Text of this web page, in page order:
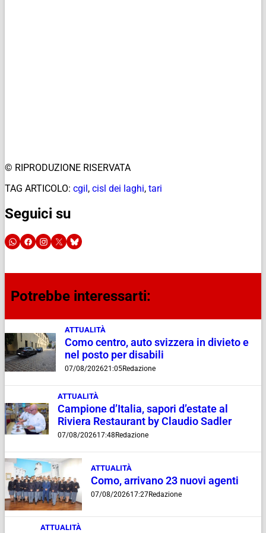
© RIPRODUZIONE RISERVATA
TAG ARTICOLO: cgil, cisl dei laghi, tari
Seguici su
Potrebbe interessarti:
ATTUALITÀ
Como centro, auto svizzera in divieto e
nel posto per disabili
07/08/202621:05Redazione
ATTUALITÀ
Campione d’Italia, sapori d’estate al
Riviera Restaurant by Claudio Sadler
07/08/202617:48 Redazione
ATTUALITÀ
Como, arrivano 23 nuovi agenti
07/08/202617:27Redazione
ATTUALITÀ